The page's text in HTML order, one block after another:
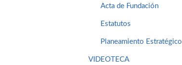
Acta de Fundación
Estatutos
Planeamiento Estratégico
VIDEOTECA